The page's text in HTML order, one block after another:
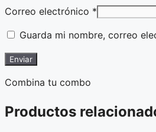
Correo electrónico *
Guarda mi nombre, correo
Combina tu combo
Productos